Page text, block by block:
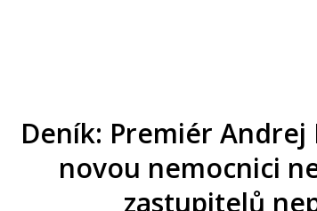
Deník: Premiér Andrej
novou nemocnici
zastupitelů